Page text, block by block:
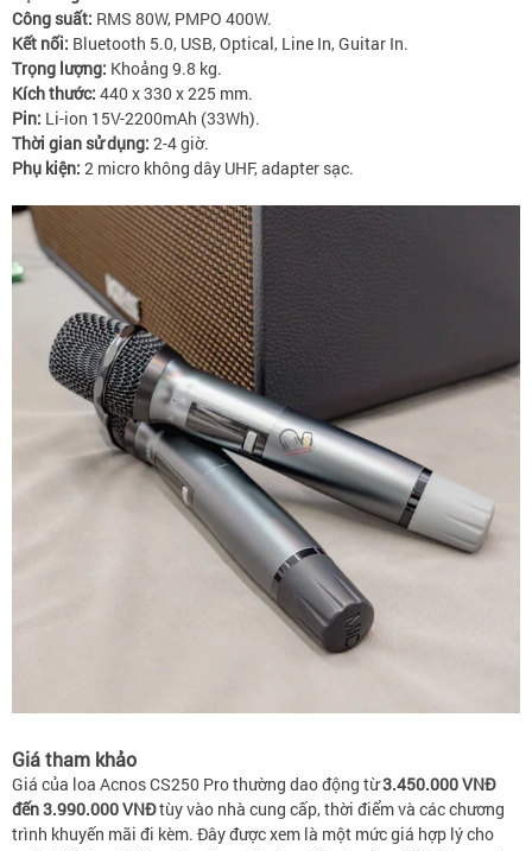
Công suất: RMS 80W, PMPO 400W.
Kết nối: Bluetooth 5.0, USB, Optical, Line In, Guitar In.
Trọng lượng: Khoảng 9.8 kg.
Kích thước: 440 x 330 x 225 mm.
Pin: Li-ion 15V-2200mAh (33Wh).
Thời gian sử dụng: 2-4 giờ.
Phụ kiện: 2 micro không dây UHF, adapter sạc.
Giá tham khảo
Giá của loa Acnos CS250 Pro thường dao động từ3.450.000 VNĐ
đến 3.990.000 VNĐtùy vào nhà cung cấp, thời điểm và các chương
trình khuyến mãi đi kèm. Đây được xem là một mức giá hợp lý cho